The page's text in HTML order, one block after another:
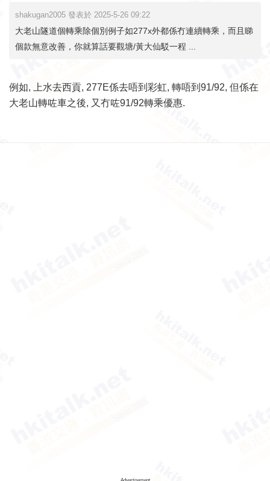
shakugan2005 發表於 2025-5-26 09:22
大老山隧道個轉乘除個別例子如277x外都係冇連續轉乘，而且睇
個款無意改善，你就算話要觀塘/黃大仙駁一程 ...
例如, 上水去西貢, 277E係去唔到彩虹, 轉唔到91/92, 但係在
大老山轉咗車之後, 又冇咗91/92轉乘優惠.